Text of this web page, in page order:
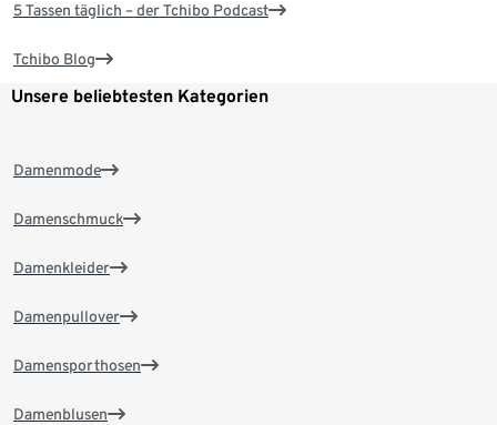
5 Tassen täglich – der Tchibo Podcast
Tchibo Blog
Unsere beliebtesten Kategorien
Damenmode
Damenschmuck
Damenkleider
Damenpullover
Damensporthosen
Damenblusen